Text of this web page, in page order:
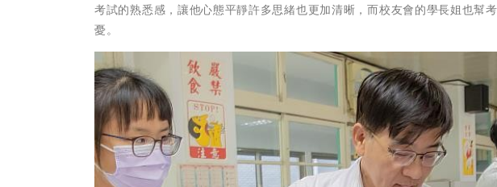
考試的熟悉感，讓他心態平靜許多思緒也更加清晰，而校友會的學長姐也幫
憂。